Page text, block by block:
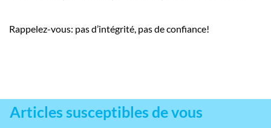
Rappelez-vous: pas d’intégrité, pas de confiance!
Articles susceptibles de vous